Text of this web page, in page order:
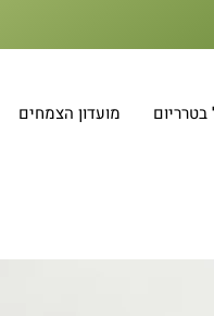
בטרריום מועדון הצמחים